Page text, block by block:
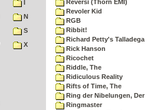
I
N
S
X
Reversi (Thorn EMI)
Revoler Kid
RGB
Ribbit!
Richard Petty's Talladega
Rick Hanson
Ricochet
Riddle, The
Ridiculous Reality
Rifts of Time, The
Ring der Nibelungen, Der
Ringmaster